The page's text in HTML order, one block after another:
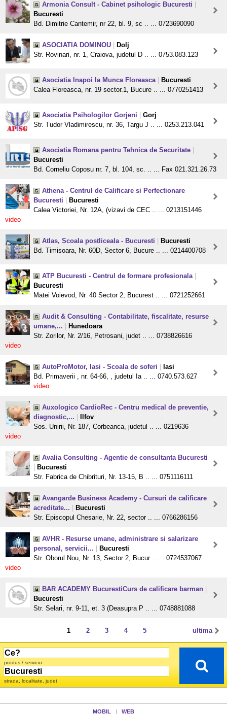
Armonia Consult - Cabinet psihologic Bucuresti
Bucuresti
Bd. Dimitrie Cantemir, nr 22, bl. 9, sc .. ... 0723690090
ASOCIATIA DOMINOU
Dolj
Str. Rovinari, nr. 1, Craiova, judetul D .. ... 0753.083.123
Asociatia Inapoi la Munca Floreasca
Bucuresti
Calea Floreasca, nr. 19 sector.1, Bucure .. ... 0770251413
Asociatia Psihologilor Gorjeni
Gorj
Str. Tudor Vladimirescu, nr. 36, Targu J .. ... 0253.213.041
Asociatia Romana pentru Tehnica de Securitate
Bucuresti
Bd. Corneliu Coposu nr. 7, bl. 104, sc. .. ... Fax 021.321.26.73
Athena - Centrul de Calificare si Perfectionare
Bucuresti
Bucuresti
Calea Victoriei, Nr. 12A, (vizavi de CEC .. ... 0213151446
video
Atlas, Scoala postliceala - Bucuresti
Bucuresti
Bd. Timisoara, Nr. 60D, Sector 6, Bucure .. ... 0214400708
ATP Bucuresti - Centrul de formare profesionala
Bucuresti
Matei Voievod, Nr. 40 Sector 2, Bucurest .. ... 0721252661
Audit & Consulting - Contabilitate, fiscalitate, resurse
umane,...
Hunedoara
Str. Zorilor, Nr. 2/16, Petrosani, judet .. ... 0738826616
video
AutoProMotor, Iasi - Scoala de soferi
Iasi
Bd. Primaverii , nr. 64-66, , judetul Ia .. ... 0740.573.627
video
Auxologico CardioRec - Centru medical de preventie,
diagnostic,...
Ilfov
Sos. Unirii, Nr. 187, Corbeanca, judetul .. ... 0219636
video
Avalia Consulting - Agentie de consultanta Bucuresti
Bucuresti
Str. Fabrica de Chibrituri, Nr. 13-15, B .. ... 0751116111
Avangarde Business Academy - Cursuri de calificare
acreditate...
Bucuresti
Str. Episcopul Chesarie, Nr. 22, sector .. ... 0766286156
AVHR - Resurse umane, administrare si salarizare
personal, servicii...
Bucuresti
Str. Oborul Nou, Nr. 13, Sector 2, Bucur .. ... 0724537067
video
BAR ACADEMY BucurestiCurs de calificare barman
Bucuresti
Str. Selari, nr. 9-11, et. 3 (Deasupra P .. ... 0748881088
ultima
1 2 3 4 5
produs / serviciu
strada, localitate, judet
MOBIL WEB